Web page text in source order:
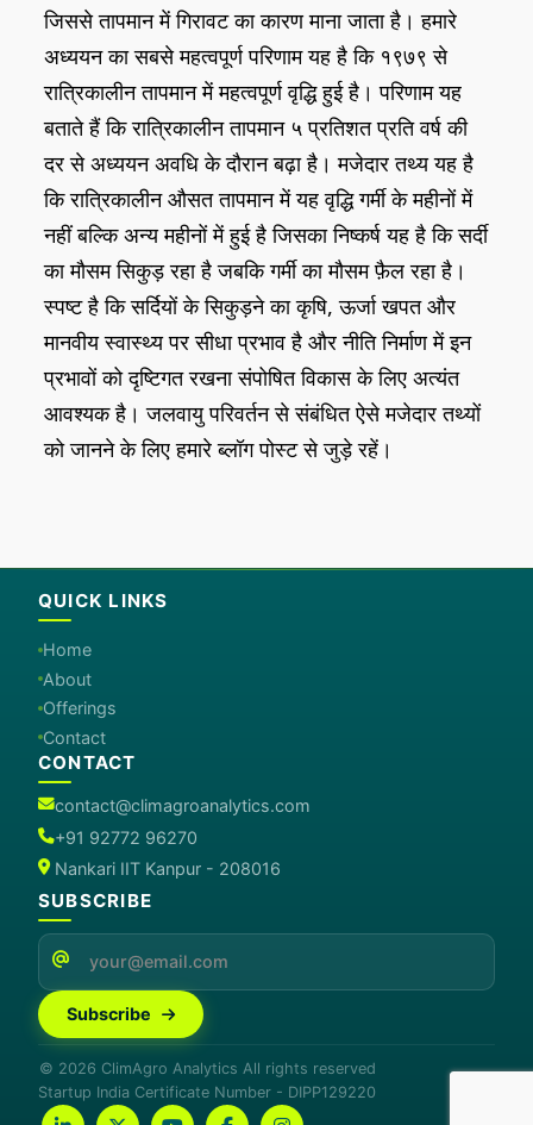
जिससे तापमान में गिरावट का कारण माना जाता है। हमारे
अध्ययन का सबसे महत्वपूर्ण परिणाम यह है कि १९७९ से
रात्रिकालीन तापमान में महत्वपूर्ण वृद्धि हुई है। परिणाम यह
बताते हैं कि रात्रिकालीन तापमान ५ प्रतिशत प्रति वर्ष की
दर से अध्ययन अवधि के दौरान बढ़ा है। मजेदार तथ्य यह है
कि रात्रिकालीन औसत तापमान में यह वृद्धि गर्मी के महीनों में
नहीं बल्कि अन्य महीनों में हुई है जिसका निष्कर्ष यह है कि सर्दी
का मौसम सिकुड़ रहा है जबकि गर्मी का मौसम फ़ैल रहा है।
स्पष्ट है कि सर्दियों के सिकुड़ने का कृषि, ऊर्जा खपत और
मानवीय स्वास्थ्य पर सीधा प्रभाव है और नीति निर्माण में इन
प्रभावों को दृष्टिगत रखना संपोषित विकास के लिए अत्यंत
आवश्यक है। जलवायु परिवर्तन से संबंधित ऐसे मजेदार तथ्यों
को जानने के लिए हमारे ब्लॉग पोस्ट से जुड़े रहें।
QUICK LINKS
Home
About
Offerings
Contact
CONTACT
contact@climagroanalytics.com
+91 92772 96270
Nankari IIT Kanpur - 208016
SUBSCRIBE
Subscribe
© 2026 ClimAgro Analytics All rights reserved
Startup India Certificate Number - DIPP129220